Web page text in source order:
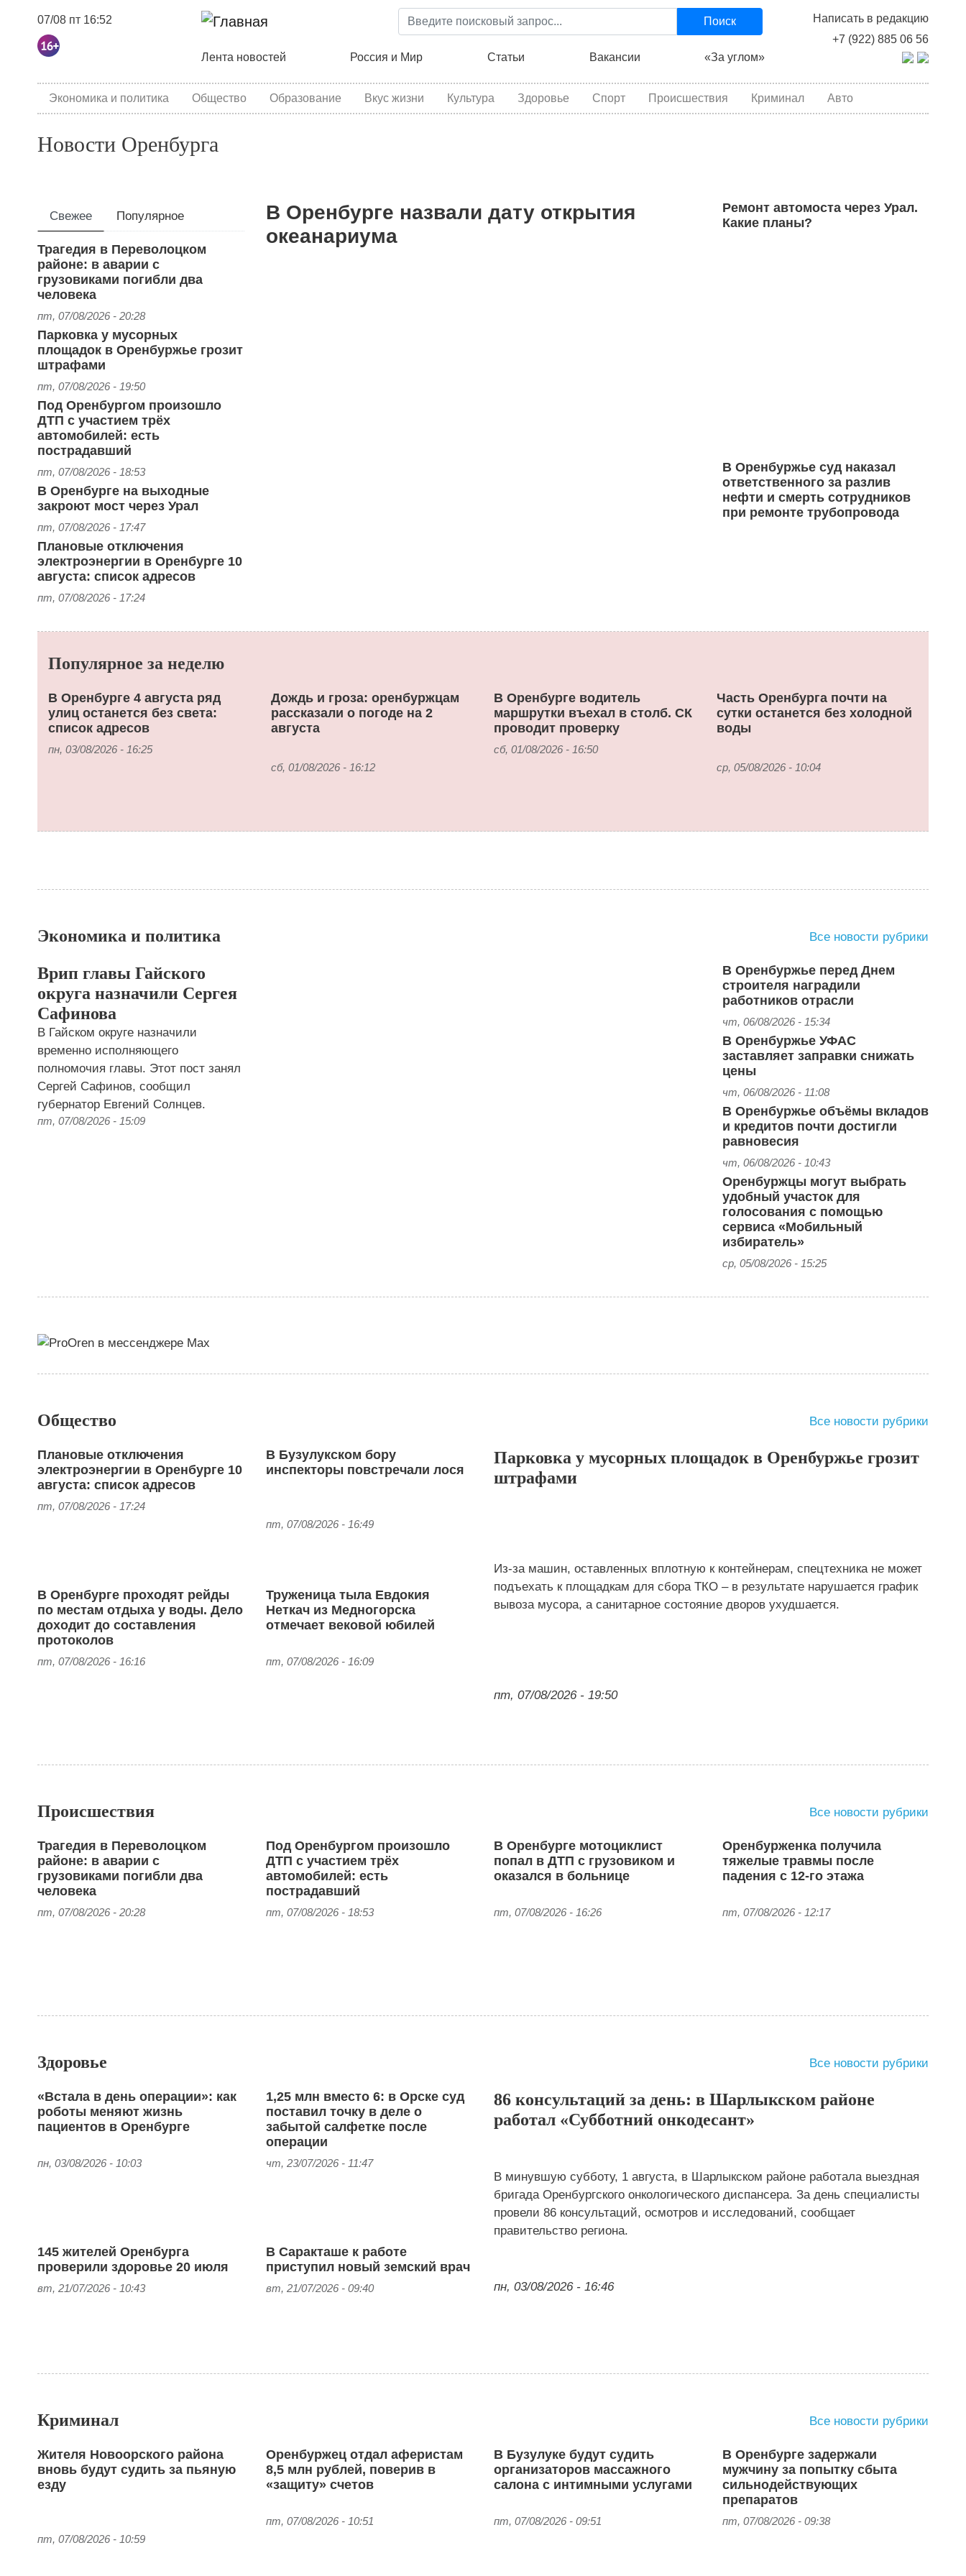
Перейти
к
содержанию
07/08 пт 16:52
Написать в редакцию
+7 (922) 885 06 56
Поиск
Основная навигация
Лента новостей Россия и Мир Статьи Вакансии «За углом»
category menu
Экономика и политика Общество Образование Вкус жизни Культура Здоровье Спорт Происшествия Криминал Авто
Новости Оренбурга
Свежее Популярное
Трагедия в Переволоцком
районе: в аварии с
грузовиками погибли два
человека
пт, 07/08/2026 - 20:28
Парковка у мусорных
площадок в Оренбуржье грозит
штрафами
пт, 07/08/2026 - 19:50
Под Оренбургом произошло
ДТП с участием трёх
автомобилей: есть
пострадавший
пт, 07/08/2026 - 18:53
В Оренбурге на выходные
закроют мост через Урал
пт, 07/08/2026 - 17:47
Плановые отключения
электроэнергии в Оренбурге 10
августа: список адресов
пт, 07/08/2026 - 17:24
В Оренбурге назвали дату открытия
океанариума
Ремонт автомоста через Урал.
Какие планы?
В Оренбуржье суд наказал
ответственного за разлив
нефти и смерть сотрудников
при ремонте трубопровода
Популярное за неделю
В Оренбурге 4 августа ряд
улиц останется без света:
список адресов
пн, 03/08/2026 - 16:25
Дождь и гроза: оренбуржцам
рассказали о погоде на 2
августа
сб, 01/08/2026 - 16:12
В Оренбурге водитель
маршрутки въехал в столб. СК
проводит проверку
сб, 01/08/2026 - 16:50
Часть Оренбурга почти на
сутки останется без холодной
воды
ср, 05/08/2026 - 10:04
Экономика и политика Все новости рубрики
Врип главы Гайского
округа назначили Сергея
Сафинова
В Гайском округе назначили
временно исполняющего
полномочия главы. Этот пост занял
Сергей Сафинов, сообщил
губернатор Евгений Солнцев.
пт, 07/08/2026 - 15:09
В Оренбуржье перед Днем
строителя наградили
работников отрасли
чт, 06/08/2026 - 15:34
В Оренбуржье УФАС
заставляет заправки снижать
цены
чт, 06/08/2026 - 11:08
В Оренбуржье объёмы вкладов
и кредитов почти достигли
равновесия
чт, 06/08/2026 - 10:43
Оренбуржцы могут выбрать
удобный участок для
голосования с помощью
сервиса «Мобильный
избиратель»
ср, 05/08/2026 - 15:25
Общество Все новости рубрики
Плановые отключения
электроэнергии в Оренбурге 10
августа: список адресов
пт, 07/08/2026 - 17:24
В Бузулукском бору
инспекторы повстречали лося
пт, 07/08/2026 - 16:49
В Оренбурге проходят рейды
по местам отдыха у воды. Дело
доходит до составления
протоколов
пт, 07/08/2026 - 16:16
Труженица тыла Евдокия
Неткач из Медногорска
отмечает вековой юбилей
пт, 07/08/2026 - 16:09
Парковка у мусорных площадок в Оренбуржье грозит
штрафами
Из‑за машин, оставленных вплотную к контейнерам, спецтехника не может
подъехать к площадкам для сбора ТКО – в результате нарушается график
вывоза мусора, а санитарное состояние дворов ухудшается.
пт, 07/08/2026 - 19:50
Происшествия Все новости рубрики
Трагедия в Переволоцком
районе: в аварии с
грузовиками погибли два
человека
пт, 07/08/2026 - 20:28
Под Оренбургом произошло
ДТП с участием трёх
автомобилей: есть
пострадавший
пт, 07/08/2026 - 18:53
В Оренбурге мотоциклист
попал в ДТП с грузовиком и
оказался в больнице
пт, 07/08/2026 - 16:26
Оренбурженка получила
тяжелые травмы после
падения с 12-го этажа
пт, 07/08/2026 - 12:17
Здоровье Все новости рубрики
«Встала в день операции»: как
роботы меняют жизнь
пациентов в Оренбурге
пн, 03/08/2026 - 10:03
1,25 млн вместо 6: в Орске суд
поставил точку в деле о
забытой салфетке после
операции
чт, 23/07/2026 - 11:47
145 жителей Оренбурга
проверили здоровье 20 июля
вт, 21/07/2026 - 10:43
В Саракташе к работе
приступил новый земский врач
вт, 21/07/2026 - 09:40
86 консультаций за день: в Шарлыкском районе
работал «Субботний онкодесант»
В минувшую субботу, 1 августа, в Шарлыкском районе работала выездная
бригада Оренбургского онкологического диспансера. За день специалисты
провели 86 консультаций, осмотров и исследований, сообщает
правительство региона.
пн, 03/08/2026 - 16:46
Криминал Все новости рубрики
Жителя Новоорского района
вновь будут судить за пьяную
езду
пт, 07/08/2026 - 10:59
Оренбуржец отдал аферистам
8,5 млн рублей, поверив в
«защиту» счетов
пт, 07/08/2026 - 10:51
В Бузулуке будут судить
организаторов массажного
салона с интимными услугами
пт, 07/08/2026 - 09:51
В Оренбурге задержали
мужчину за попытку сбыта
сильнодействующих
препаратов
пт, 07/08/2026 - 09:38